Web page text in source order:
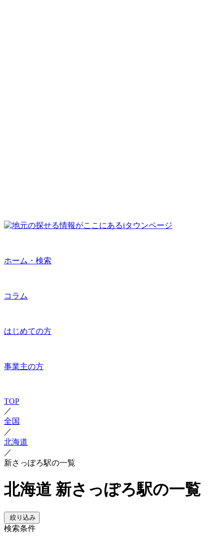
ホーム・検索
コラム
はじめての方
事業主の方
TOP
／
全国
／
北海道
／
新さっぽろ駅の一覧
北海道 新さっぽろ駅の一覧
絞り込み
検索条件